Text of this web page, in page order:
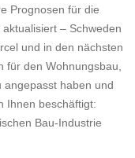
Prognosen für die
– Schweden
und in den nächsten
für den Wohnungsbau,
angepasst haben und
Ihnen beschäftigt:
Bau‑Industrie